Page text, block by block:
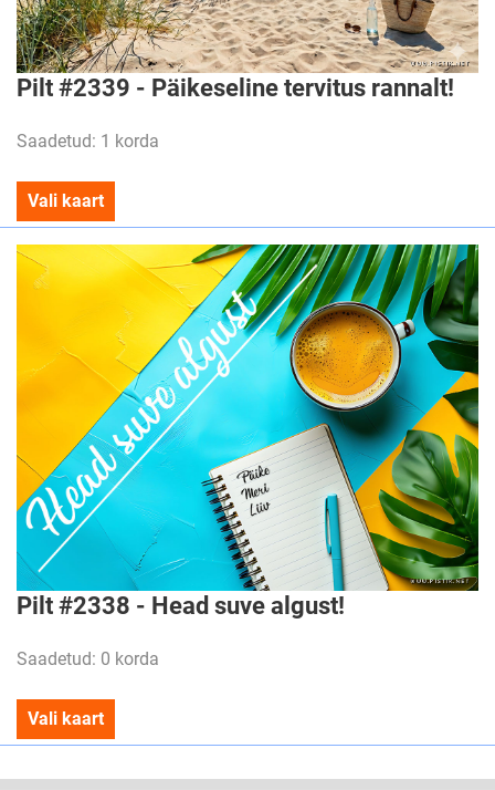
Pilt #2339 - Päikeseline tervitus rannalt!
Saadetud: 1 korda
Vali kaart
Pilt #2338 - Head suve algust!
Saadetud: 0 korda
Vali kaart